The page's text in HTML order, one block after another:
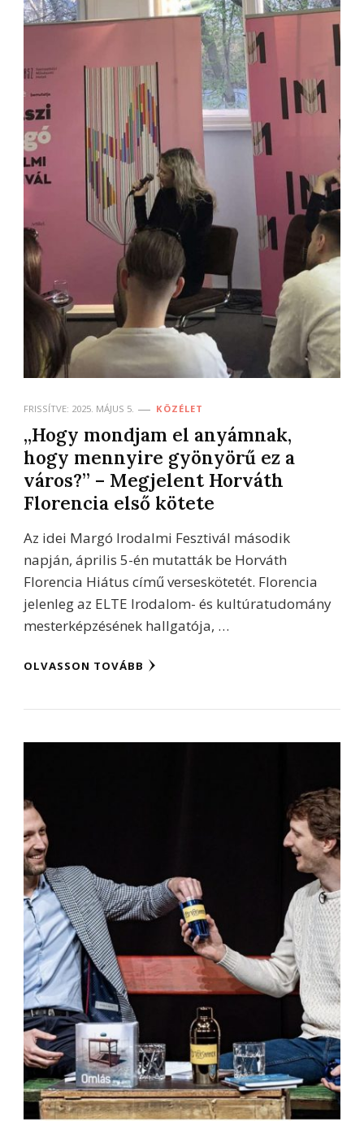
FRISSÍTVE: 2025. MÁJUS 5. KÖZÉLET
„Hogy mondjam el anyámnak,
hogy mennyire gyönyörű ez a
város?” – Megjelent Horváth
Florencia első kötete
Az idei Margó Irodalmi Fesztivál második
napján, április 5-én mutatták be Horváth
Florencia Hiátus című verseskötetét. Florencia
jelenleg az ELTE Irodalom- és kultúratudomány
mesterképzésének hallgatója, …
OLVASSON TOVÁBB